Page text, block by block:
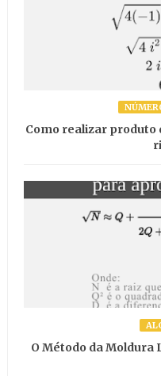
Como realizar produto
O Método da Moldura